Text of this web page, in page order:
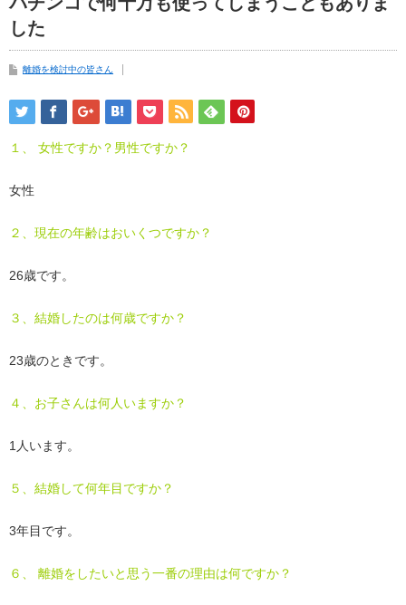
した
離婚を検討中の皆さん
１、 女性ですか？男性ですか？
女性
２、現在の年齢はおいくつですか？
26歳です。
３、結婚したのは何歳ですか？
23歳のときです。
４、お子さんは何人いますか？
1人います。
５、結婚して何年目ですか？
3年目です。
６、 離婚をしたいと思う一番の理由は何ですか？